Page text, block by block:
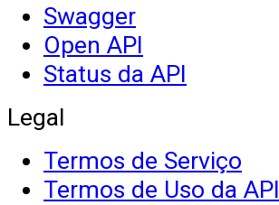
Swagger
Open API
Status da API
Legal
Termos de Serviço
Termos de Uso da API